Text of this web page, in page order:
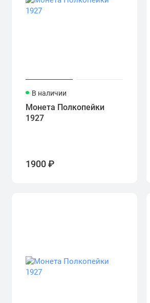
В наличии
Монета Полкопейки
1927
1900 ₽